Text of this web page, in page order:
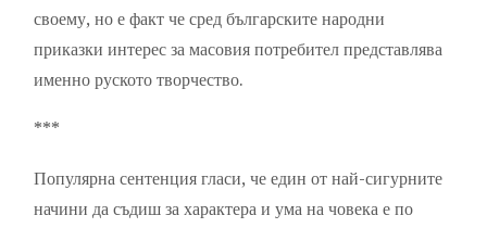
своему, но е факт че сред българските народни
приказки интерес за масовия потребител представлява
именно руското творчество.
***
Популярна сентенция гласи, че един от най-сигурните
начини да съдиш за характера и ума на човека е по